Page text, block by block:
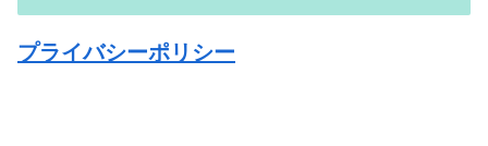
プライバシーポリシー